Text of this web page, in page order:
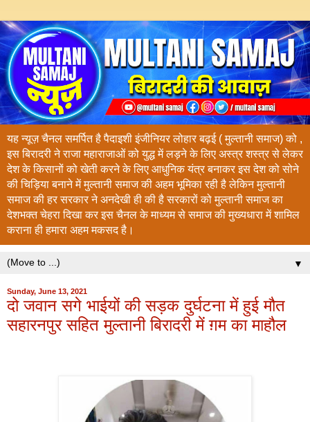
यह न्यूज़ चैनल समर्पित है पैदाइशी इंजीनियर लोहार बढ़ई ( मुल्तानी समाज) को ,
इस बिरादरी ने राजा महाराजाओं को युद्ध में लड़ने के लिए अस्त्र शस्त्र से लेकर
देश के किसानों को खेती करने के लिए आधुनिक यंत्र बनाकर इस देश को सोने
की चिड़िया बनाने में मुल्तानी समाज की अहम भूमिका रही है लेकिन मुल्तानी
समाज की हर सरकार ने अनदेखी ही की है सरकारों को मुल्तानी समाज का
देशभक्त चेहरा दिखा कर इस चैनल के माध्यम से समाज की मुख्यधारा में शामिल
कराना ही हमारा अहम मकसद है।
▼
Sunday, June 13, 2021
दो जवान सगे भाईयों की सड़क दुर्घटना में हुई मौत
सहारनपुर सहित मुल्तानी बिरादरी में ग़म का माहौल